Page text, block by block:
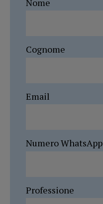
Nome
Cognome
Email
Numero WhatsApp
Professione